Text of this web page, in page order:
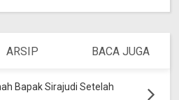
ARSIP BACA JUGA
Bapak Sirajudi Setelah